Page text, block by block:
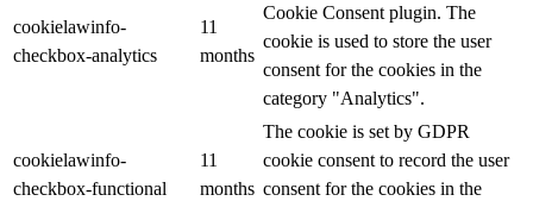
cookielawinfo-
checkbox-analytics
11
months
Cookie Consent plugin. The
cookie is used to store the user
consent for the cookies in the
category "Analytics".
cookielawinfo-
checkbox-functional
11
months
The cookie is set by GDPR
cookie consent to record the user
consent for the cookies in the